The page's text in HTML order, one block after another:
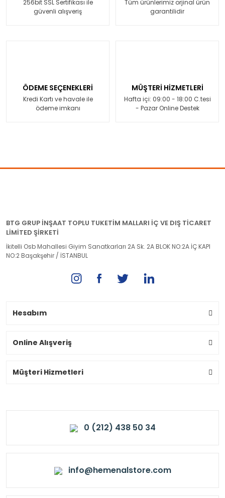
256bit SSL Sertifikası ile
güvenli alışveriş
Tüm ürünlerimiz orjinal ürün
garantilidir
ÖDEME SEÇENEKLERİ
Kredi Kartı ve havale ile
ödeme imkanı
MÜŞTERİ HİZMETLERİ
Hafta içi: 09:00 - 18:00 C.tesi
- Pazar Online Destek
BTG GRUP İNŞAAT TOPLU TUKETİM MALLARI İÇ VE DIŞ TİCARET
LİMİTED ŞİRKETİ
İkitelli Osb Mahallesi Giyim Sanatkarları 2A Sk. 2A BLOK NO:2A İÇ KAPI
NO:2 Başakşehir / İSTANBUL
Hesabım
Online Alışveriş
Müşteri Hizmetleri
0 (212) 438 50 34
info@hemenalstore.com